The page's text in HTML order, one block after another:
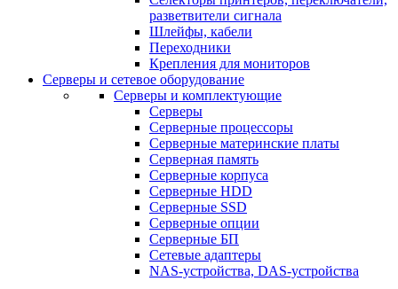
разветвители сигнала
Шлейфы, кабели
Переходники
Крепления для мониторов
Серверы и сетевое оборудование
Серверы и комплектующие
Серверы
Серверные процессоры
Серверные материнские платы
Серверная память
Серверные корпуса
Серверные HDD
Серверные SSD
Серверные опции
Серверные БП
Сетевые адаптеры
NAS-устройства, DAS-устройства